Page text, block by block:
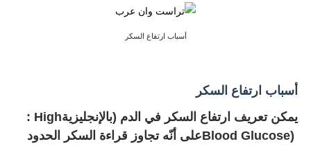
أسباب ارتفاع السكر
أسباب ارتفاع السكر
يمكن تعريف ارتفاع السكر في الدم (بالإنجليزية: High
Blood Glucose)على أنّه تجاوز قراءة السكر الحدود